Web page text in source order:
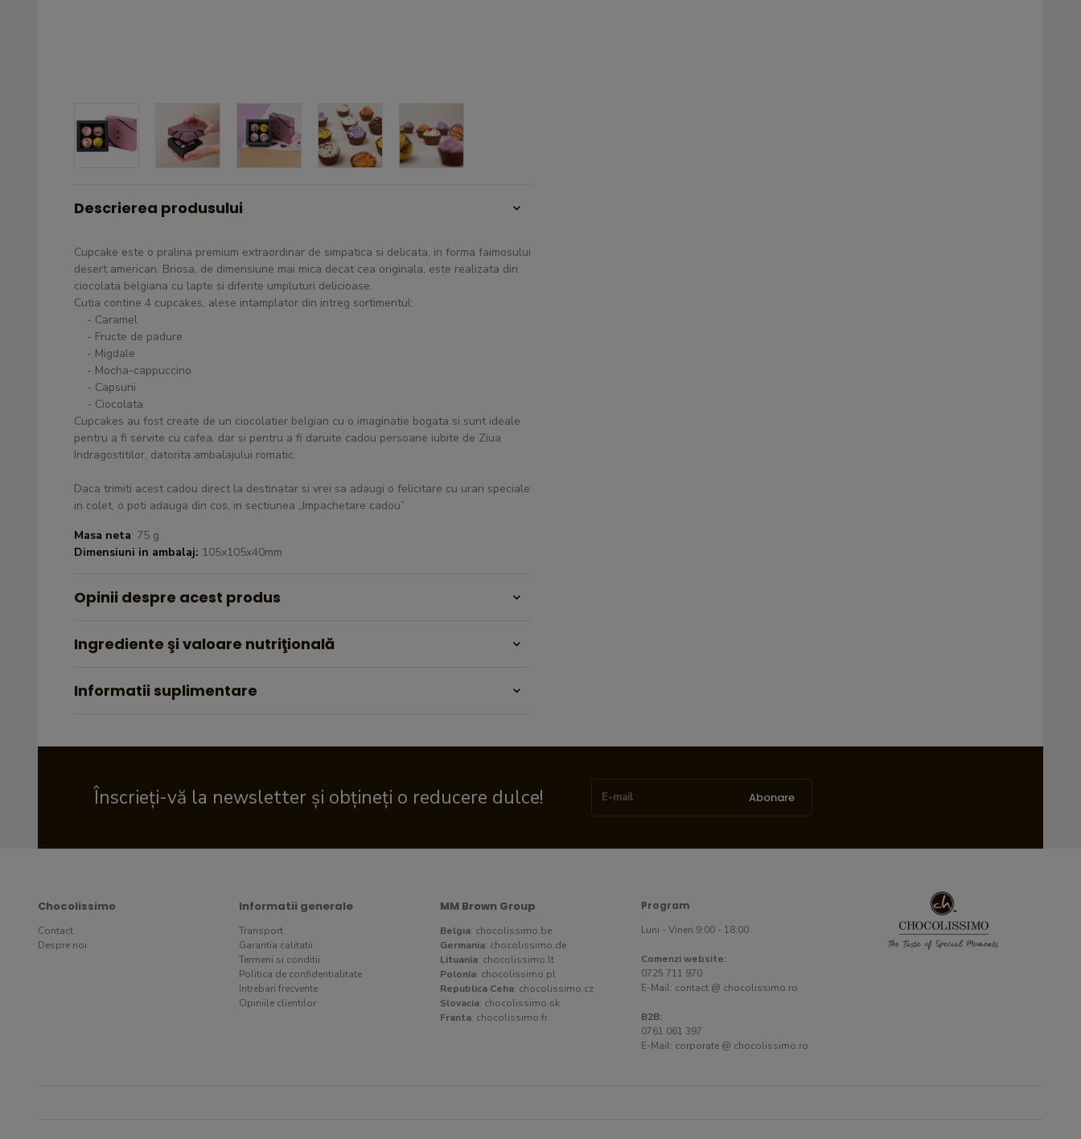
Descrierea produsului
Cupcake este o pralina premium extraordinar de simpatica si delicata, in forma faimosului
desert american. Briosa, de dimensiune mai mica decat cea originala, este realizata din
ciocolata belgiana cu lapte si diferite umpluturi delicioase.
Cutia contine 4 cupcakes, alese intamplator din intreg sortimentul:
- Caramel
- Fructe de padure
- Migdale
- Mocha-cappuccino
- Capsuni
- Ciocolata
Cupcakes au fost create de un ciocolatier belgian cu o imaginatie bogata si sunt ideale
pentru a fi servite cu cafea, dar si pentru a fi daruite cadou persoane iubite de Ziua
Indragostitilor, datorita ambalajului romatic.
Daca trimiti acest cadou direct la destinatar si vrei sa adaugi o felicitare cu urari speciale
in colet, o poti adauga din cos, in sectiunea „Impachetare cadou”
Masa neta: 75 g
Dimensiuni in ambalaj: 105x105x40mm
Opinii despre acest produs
Ingrediente şi valoare nutriţională
Informatii suplimentare
Înscrieți-vă la newsletter și obțineți o reducere dulce! Abonare
Chocolissimo
Contact
Despre noi
Informatii generale
Transport
Garantia calitatii
Termeni si conditii
Politica de confidentialitate
Intrebari frecvente
Opiniile clientilor
MM Brown Group
Belgia: chocolissimo.be
Germania: chocolissimo.de
Lituania: chocolissimo.lt
Polonia: chocolissimo.pl
Republica Ceha: chocolissimo.cz
Slovacia: chocolissimo.sk
Franta: chocolissimo.fr
Program
Luni - Vineri 9:00 - 18:00
Comenzi website:
0725 711 970
E-Mail: contact @ chocolissimo.ro
B2B:
0761 061 397
E-Mail: corporate @ chocolissimo.ro